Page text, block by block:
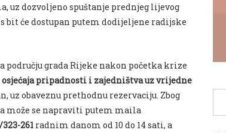
uz dozvoljeno spuštanje prednjeg lijevog
bit će dostupan putem dodijeljene radijske
području grada Rijeke nakon početka krize
osjećaja pripadnosti i zajedništva uz vrijedne
uz obaveznu prethodnu rezervaciju. Zbog
može se napraviti putem maila
323-261 radnim danom od 10 do 14 sati, a